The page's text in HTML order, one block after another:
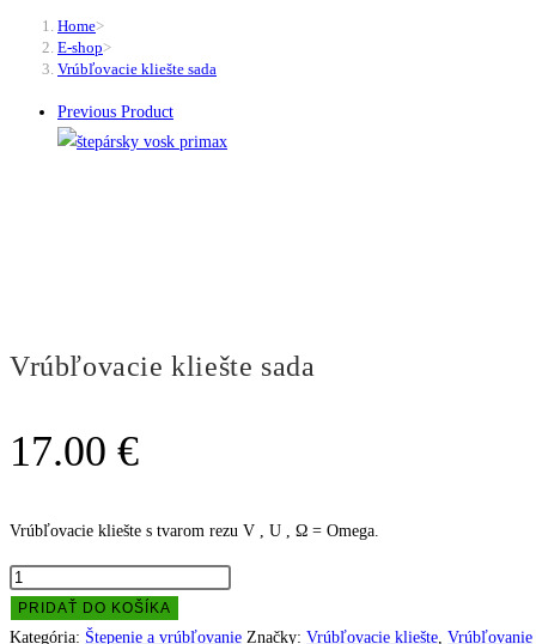
Home>
E-shop>
Vrúbľovacie kliešte sada
Previous Product
Vrúbľovacie kliešte sada
17.00 €
Vrúbľovacie kliešte s tvarom rezu V , U , Ω = Omega.
množstvo
Vrúbľovacie
kliešte
PRIDAŤ DO KOŠÍKA
Kategória: Štepenie a vrúbľovanie Značky: Vrúbľovacie kliešte Vrúbľovanie